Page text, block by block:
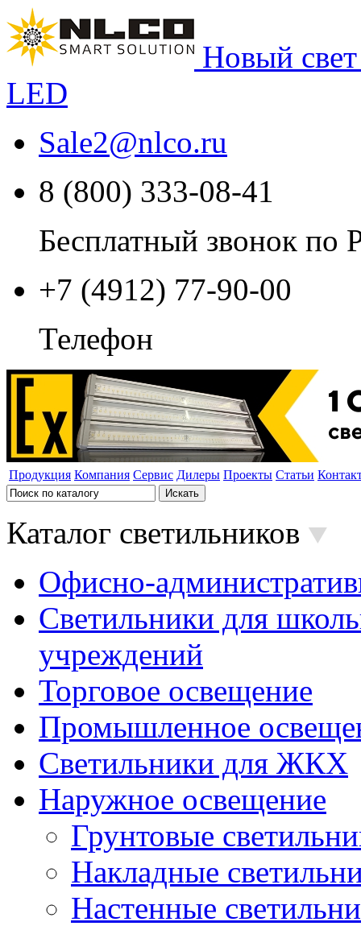
Новый
LED
Sale2@nlco.ru
8 (800) 333-08-41
Бесплатный звонок по
+7 (4912) 77-90-00
Телефон
Продукция Компания Сервис Дилеры Проекты Статьи
Каталог светильников
Офисно-
Светильники для
учреждений
Торговое освещение
Промышленное
Светильники для ЖКХ
Наружное освещение
Грунтовые
Накладные
Настенные